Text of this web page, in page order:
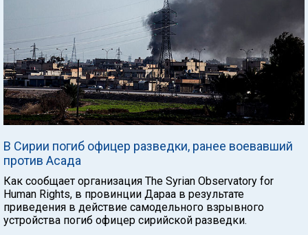
В Сирии погиб офицер разведки, ранее воевавший
против Асада
Как сообщает организация The Syrian Observatory for
Human Rights, в провинции Дараа в результате
приведения в действие самодельного взрывного
устройства погиб офицер сирийской разведки.